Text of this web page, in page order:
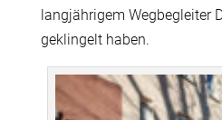
langjährigem Wegbegleiter
geklingelt haben.